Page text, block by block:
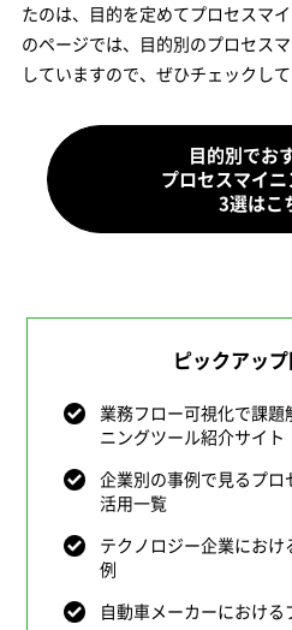
たのは、目的を定めてプロセスマ
のページでは、目的別のプロセス
していますので、ぜひチェックして
目的別でお
プロセスマイ
3選はこ
ピックアッ
業務フロー可視化で課題
ニングツール紹介サイト
企業別の事例で見るプ
活用一覧
テクノロジー企業にお
例
自動車メーカーにおけ